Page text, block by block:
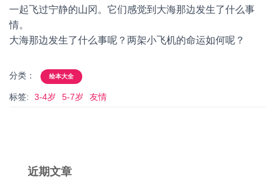
一起飞过宁静的山冈。它们感觉到大海那边发生了什么事
情。
大海那边发生了什么事呢？两架小飞机的命运如何呢？
分类： 绘本大全
标签: 3-4岁 5-7岁 友情
近期文章